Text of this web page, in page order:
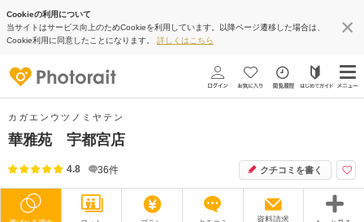
Cookieの利用について
当サイトはサービス向上のためCookieを利用しています。以降ページ遷移した場合は、
Cookie利用に同意したことになります。 詳しくはこちら
カガエンウツノミヤテン
華雅苑 宇都宮店
4.8 36件 クチコミを書く
資料請求